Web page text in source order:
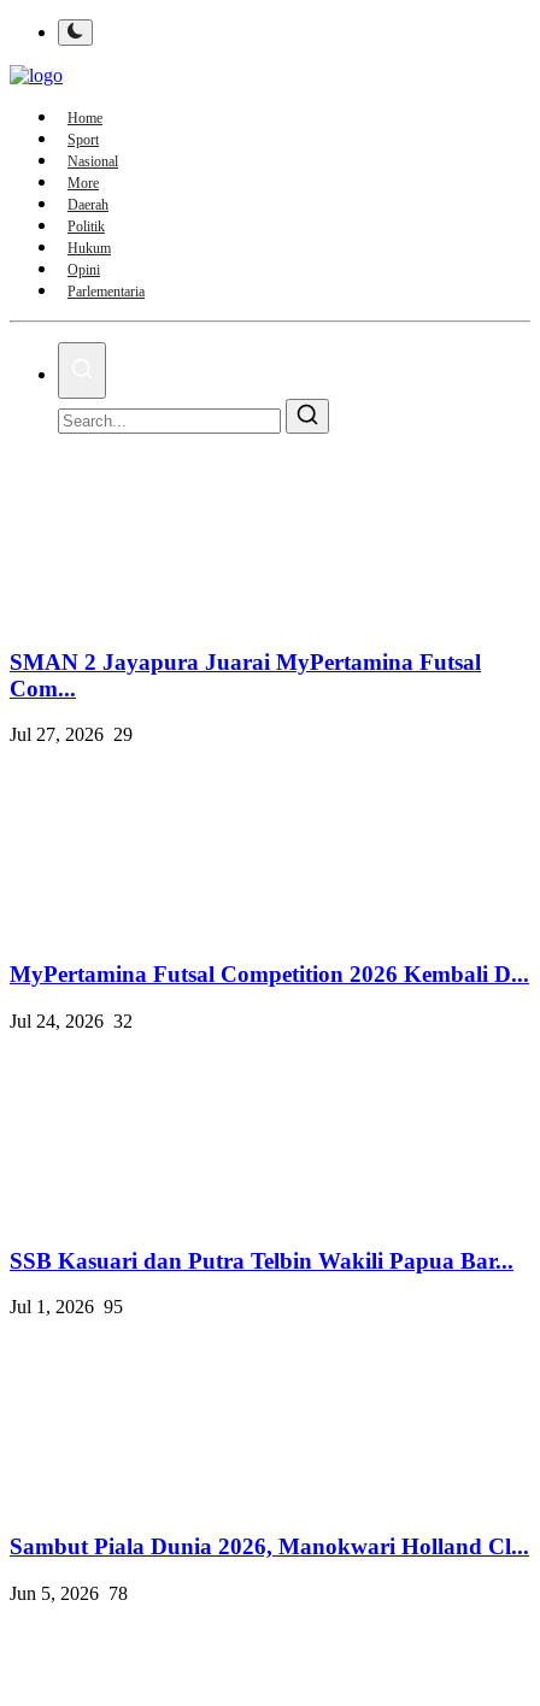
Home
Sport
Nasional
More
Daerah
Politik
Hukum
Opini
Parlementaria
SMAN 2 Jayapura Juarai MyPertamina Futsal
Com...
Jul 27, 2026 29
MyPertamina Futsal Competition 2026 Kembali D...
Jul 24, 2026 32
SSB Kasuari dan Putra Telbin Wakili Papua Bar...
Jul 1, 2026 95
Sambut Piala Dunia 2026, Manokwari Holland Cl...
Jun 5, 2026 78